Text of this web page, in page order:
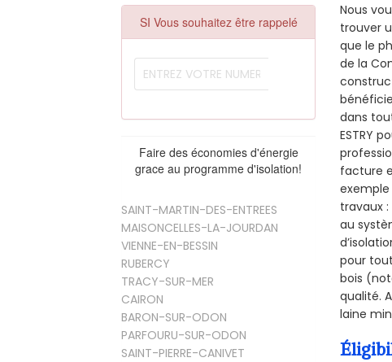
SI Vous souhaitez être rappelé
Faire des économies d'énergie
grace au programme d'isolation!
SAINT-MARTIN-DES-ENTREES
MAISONCELLES-LA-JOURDAN
VIENNE-EN-BESSIN
RUBERCY
TRACY-SUR-MER
CAIRON
BARON-SUR-ODON
PARFOURU-SUR-ODON
SAINT-PIERRE-CANIVET
Nous
trouver
que le
de la
dans
ESTRY
facture
travaux
au
pour
bois
qualité.
laine